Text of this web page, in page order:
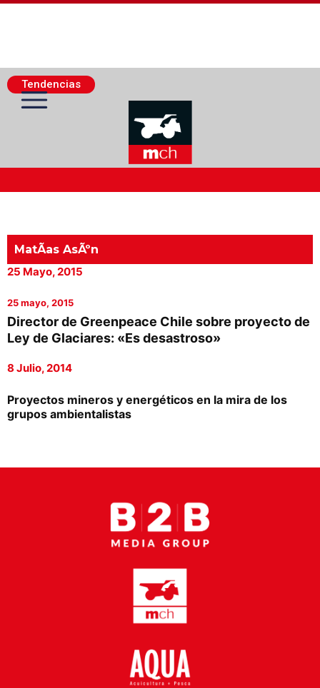
Tendencias
Actualidad Minera
Minería Superficie
Proveedores
Canal Digital
Columnas de Opinión
Designaciones
MatÃ­as AsÃºn
25 Mayo, 2015
25 mayo, 2015
Director de Greenpeace Chile sobre proyecto de
Ley de Glaciares: «Es desastroso»
8 Julio, 2014
Proyectos mineros y energéticos en la mira de los
grupos ambientalistas